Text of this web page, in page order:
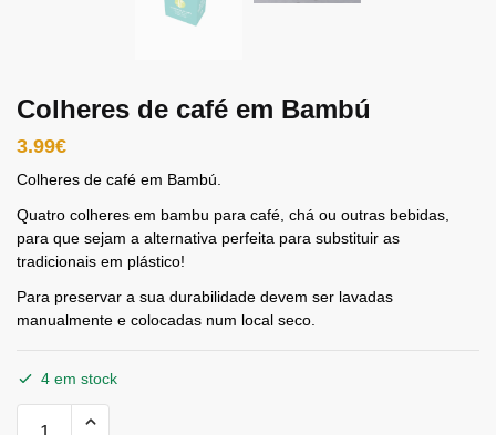
Colheres de café em Bambú
3.99€
Colheres de café em Bambú.
Quatro colheres em bambu para café, chá ou outras bebidas,
para que sejam a alternativa perfeita para substituir as
tradicionais em plástico!
Para preservar a sua durabilidade devem ser lavadas
manualmente e colocadas num local seco.
4 em stock